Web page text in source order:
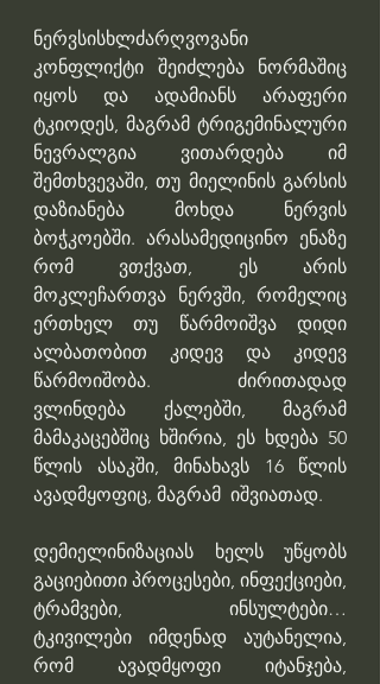
ნერვსისხლძარღვოვანი
კონფლიქტი შეიძლება ნორმაშიც
იყოს და ადამიანს არაფერი
ტკიოდეს, მაგრამ ტრიგემინალური
ნევრალგია ვითარდება იმ
შემთხვევაში, თუ მიელინის გარსის
დაზიანება მოხდა ნერვის
ბოჭკოებში. არასამედიცინო ენაზე
რომ ვთქვათ, ეს არის
მოკლეჩართვა ნერვში, რომელიც
ერთხელ თუ წარმოიშვა დიდი
ალბათობით კიდევ და კიდევ
წარმოიშობა. ძირითადად
ვლინდება ქალებში, მაგრამ
მამაკაცებშიც ხშირია, ეს ხდება 50
წლის ასაკში, მინახავს 16 წლის
ავადმყოფიც, მაგრამ  იშვიათად.
დემიელინიზაციას ხელს უწყობს
გაციებითი პროცესები, ინფექციები,
ტრამვები, ინსულტები…
ტკივილები იმდენად აუტანელია,
რომ ავადმყოფი იტანჯება,